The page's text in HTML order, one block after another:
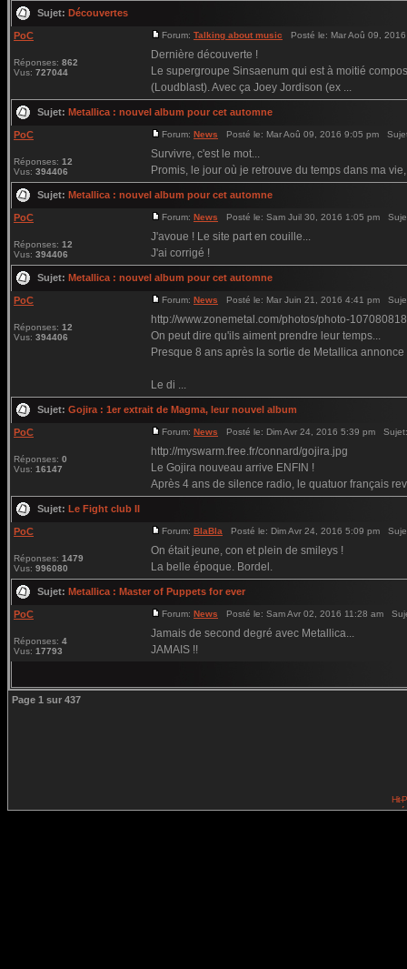
Sujet: Découvertes
PoC
Réponses: 862
Vus: 727044
Forum: Talking about music Posté le: Mar Aoû 09,
Dernière découverte !
Le supergroupe Sinsaenum qui est à moitié
(Loudblast). Avec ça Joey Jordison (ex ...
Sujet: Metallica : nouvel album pour cet automne
PoC
Réponses: 12
Vus: 394406
Forum: News Posté le: Mar Aoû 09, 2016 9:05 pm
Survivre, c'est le mot...
Promis, le jour où je retrouve du temps dans ma
Sujet: Metallica : nouvel album pour cet automne
PoC
Réponses: 12
Vus: 394406
Forum: News Posté le: Sam Juil 30, 2016 1:05 pm
J'avoue ! Le site part en couille...
J'ai corrigé !
Sujet: Metallica : nouvel album pour cet automne
PoC
Réponses: 12
Vus: 394406
Forum: News Posté le: Mar Juin 21, 2016 4:41 pm
http://www.zonemetal.com/photos/photo-
On peut dire qu'ils aiment prendre leur temps...
Presque 8 ans après la sortie de Metallica
Le di ...
Sujet: Gojira : 1er extrait de Magma, leur nouvel album
PoC
Réponses: 0
Vus: 16147
Forum: News Posté le: Dim Avr 24, 2016 5:39 pm
http://myswarm.free.fr/connard/gojira.jpg
Le Gojira nouveau arrive ENFIN !
Après 4 ans de silence radio, le quatuor français
Sujet: Le Fight club II
PoC
Réponses: 1479
Vus: 996080
Forum: BlaBla Posté le: Dim Avr 24, 2016 5:09 pm
On était jeune, con et plein de smileys !
La belle époque. Bordel.
Sujet: Metallica : Master of Puppets for ever
PoC
Réponses: 4
Vus: 17793
Forum: News Posté le: Sam Avr 02, 2016 11:28 am
Jamais de second degré avec Metallica...
JAMAIS !!
Page 1 sur 437